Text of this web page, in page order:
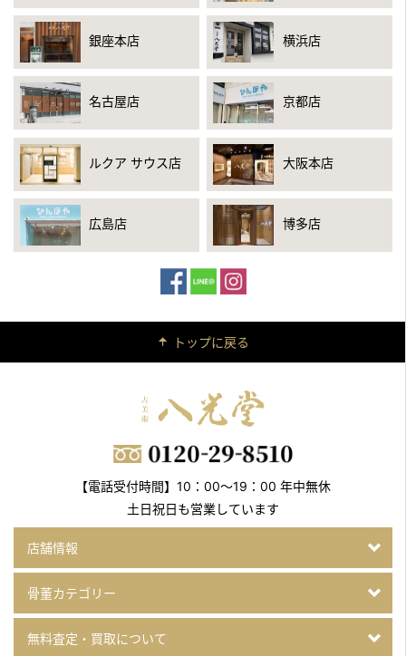
銀座本店 横浜店
名古屋店 京都店
ルクア サウス店 大阪本店
広島店 博多店
トップに戻る
【電話受付時間】10：00～19：00 年中無休
土日祝日も営業しています
店舗情報
骨董カテゴリー
無料査定・買取について